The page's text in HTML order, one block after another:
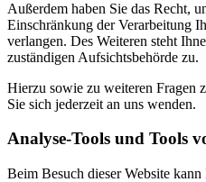
Außerdem haben Sie das Recht,
Einschränkung der Verarbeitung
verlangen. Des Weiteren steht
zuständigen Aufsichtsbehörde zu.
Hierzu sowie zu weiteren Fragen
Sie sich jederzeit an uns wenden.
Analyse-Tools und Tools
Beim Besuch dieser Website